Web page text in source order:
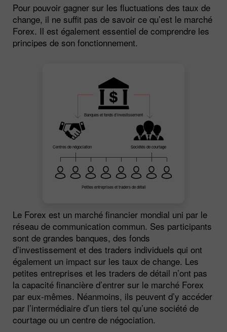
Pour pouvoir gagner sur les fluctuations des taux de
change, il ne suffit pas de savoir ce qu’est le marché
Forex. Il est également essentiel de comprendre les
principes de son fonctionnement.
Banques et fonds d’investissement
Centres de négociation Sociétés de courtage
Petites entreprises et traders de détail
Le Forex est un marché financier mondial uni par le
réseau de communication commun. Ses participants
sont de grandes banques, des fonds
d’investissement et des traders individuels qui ont
également un impact sur les taux de change. Les
petites entreprises et les traders de détail n’ont pas
la capacité financière d’entrer sur le marché Forex
par eux-mêmes. Néanmoins, ils peuvent d’y accéder
par l’intermédiaire d’un tiers tel qu’une société de
courtage ou un centre de négociation.